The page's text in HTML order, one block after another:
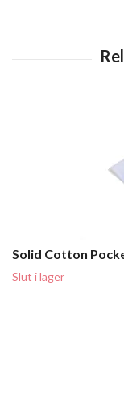
Solid Cotton
Slut i lager